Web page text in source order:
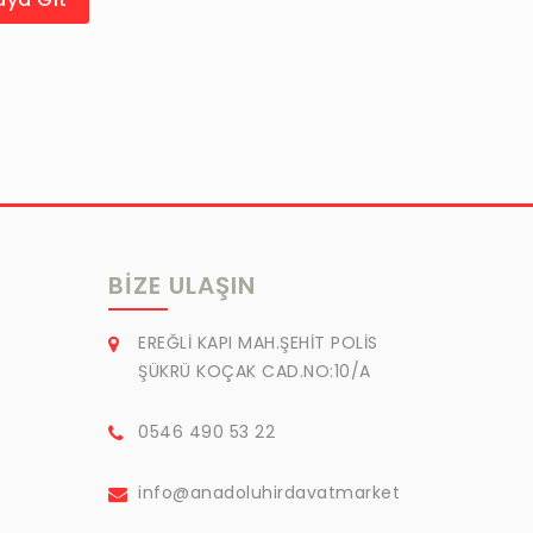
BIZE ULAŞIN
EREĞLİ KAPI MAH.ŞEHİT POLİS
ŞÜKRÜ KOÇAK CAD.NO:10/A
0546 490 53 22
info@anadoluhirdavatmarket